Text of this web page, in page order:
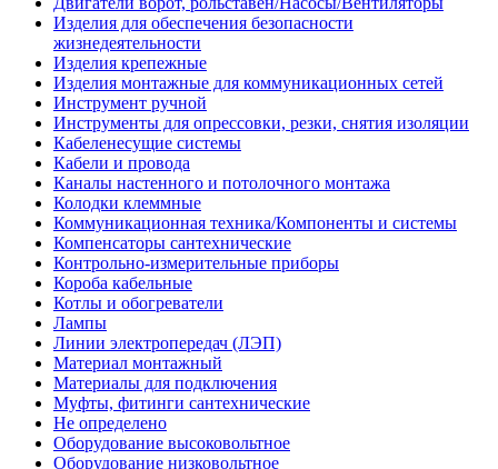
Изделия для обеспечения безопасности
жизнедеятельности
Изделия крепежные
Изделия монтажные для коммуникационных сетей
Инструмент ручной
Инструменты для опрессовки, резки, снятия изоляции
Кабеленесущие системы
Кабели и провода
Каналы настенного и потолочного монтажа
Колодки клеммные
Коммуникационная техника/Компоненты и системы
Компенсаторы сантехнические
Контрольно-измерительные приборы
Короба кабельные
Котлы и обогреватели
Лампы
Линии электропередач (ЛЭП)
Материал монтажный
Материалы для подключения
Муфты, фитинги сантехнические
Не определено
Оборудование высоковольтное
Оборудование низковольтное